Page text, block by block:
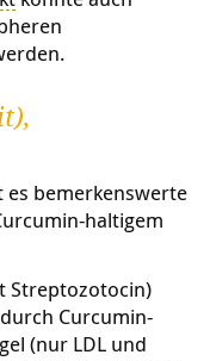
es bemerkenswerte
haltigem
Streptozotocin)
Curcumin-
(nur LDL und